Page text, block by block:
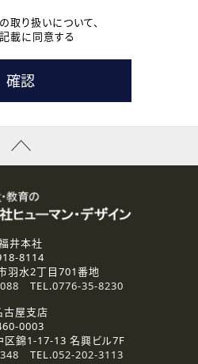
び本登録時の参考情報として利
ている企業の皆様
るために利用いたします。
Ｅメールのいずれかの方法とい
ご連絡のために利用いたしま
容に回答するために利用いたし
Ｅメールのいずれかの方法とい
法令等の規定に従う場合を除き、
評価基準を満たした委託先に、個
ます。
取り扱いについて、
載に同意する
井本社
8114
羽水2丁目701番地
TEL.0776-35-8230
古屋支店
0003
区錦1-17-13 名興ビル7F
TEL.052-202-3113